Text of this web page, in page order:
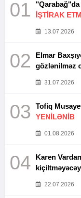
01
İŞTİRAK
13.07.2026
02
Elmar
gözlənilməz
31.07.2026
03
YENİLƏNİB
01.08.2026
04
Karen
22.07.2026